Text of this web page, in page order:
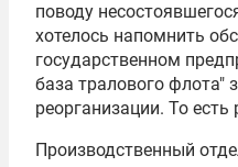
поводу
хотелось напомнить
государственном
база тралового флота"
реорганизации. То есть
Производственный